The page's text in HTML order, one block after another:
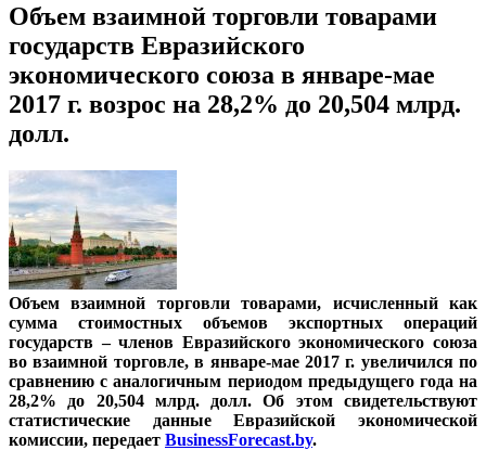
Объем взаимной торговли товарами
государств Евразийского
экономического союза в январе-мае
2017 г. возрос на 28,2% до 20,504 млрд.
долл.
Объем взаимной торговли товарами, исчисленный как
сумма стоимостных объемов экспортных операций
государств – членов Евразийского экономического союза
во взаимной торговле, в январе-мае 2017 г. увеличился по
сравнению с аналогичным периодом предыдущего года на
28,2% до 20,504 млрд. долл. Об этом свидетельствуют
статистические данные Евразийской экономической
комиссии, передает BusinessForecast.by.